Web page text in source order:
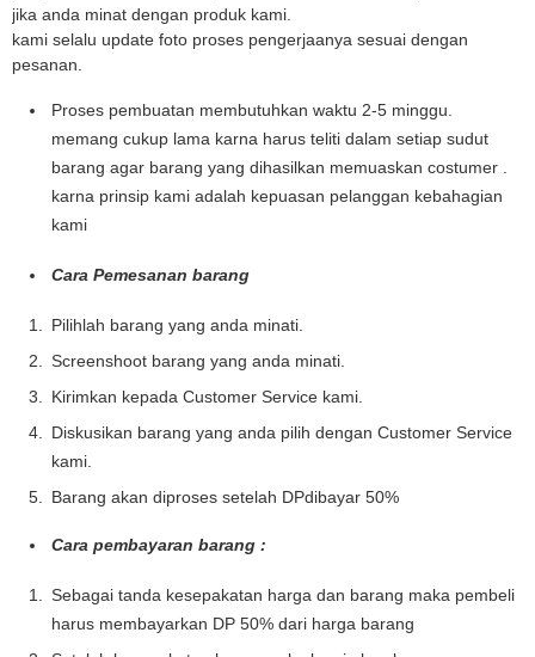
jika anda minat dengan produk kami.
kami selalu update foto proses pengerjaanya sesuai dengan
pesanan.
Proses pembuatan membutuhkan waktu 2-5 minggu.
memang cukup lama karna harus teliti dalam setiap sudut
barang agar barang yang dihasilkan memuaskan costumer .
karna prinsip kami adalah kepuasan pelanggan kebahagian
kami
Cara Pemesanan barang
Pilihlah barang yang anda minati.
Screenshoot barang yang anda minati.
Kirimkan kepada Customer Service kami.
Diskusikan barang yang anda pilih dengan Customer Service
kami.
Barang akan diproses setelah DPdibayar 50%
Cara pembayaran barang :
Sebagai tanda kesepakatan harga dan barang maka pembeli
harus membayarkan DP 50% dari harga barang